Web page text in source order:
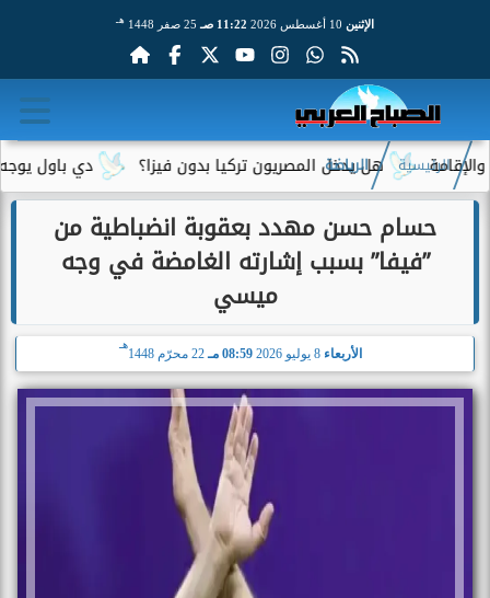
الإثنين 11:22 صـ 25 صفر 1448 هـ
دي باول يوجه هل يدخل المصريون تركيا بدون فيزا؟
الرئيسية الرياضة
حسام حسن مهدد بعقوبة انضباطية من
”فيفا” بسبب إشارته الغامضة في وجه
ميسي
الأربعاء 08:59 مـ 22 محرّم 1448
هـ